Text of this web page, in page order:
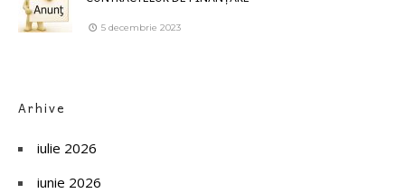
5 decembrie 2023
Arhive
iulie 2026
iunie 2026